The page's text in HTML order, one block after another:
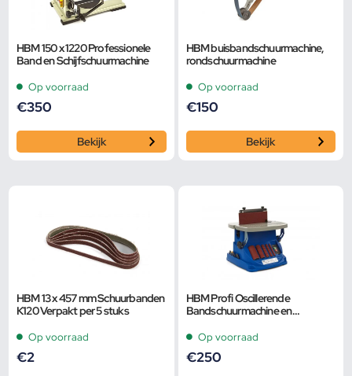
HBM 150 x 1220 Professionele
Band en Schijfschuurmachine
Op voorraad
€350
Bekijk
HBM buisbandschuurmachine,
rondschuurmachine
Op voorraad
€150
Bekijk
HBM 13 x 457 mm Schuurbanden
K120 Verpakt per 5 stuks
Op voorraad
€2
HBM Profi Oscillerende
Bandschuurmachine en
Op voorraad
€250